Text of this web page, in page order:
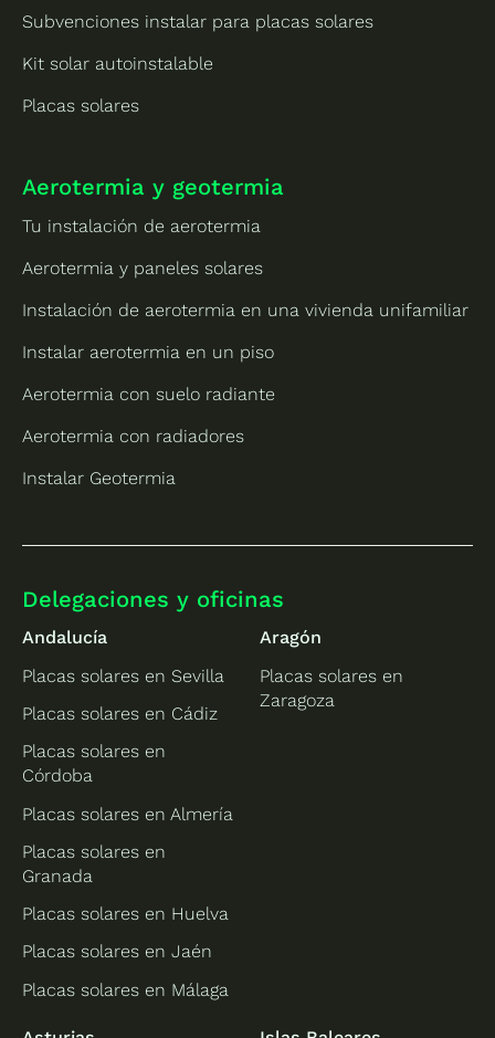
Subvenciones instalar para placas solares
Kit solar autoinstalable
Placas solares
Aerotermia y geotermia
Tu instalación de aerotermia
Aerotermia y paneles solares
Instalación de aerotermia en una vivienda unifamiliar
Instalar aerotermia en un piso
Aerotermia con suelo radiante
Aerotermia con radiadores
Instalar Geotermia
Delegaciones y oficinas
Andalucía
Placas solares en Sevilla
Placas solares en Cádiz
Placas solares en
Córdoba
Placas solares en Almería
Placas solares en
Granada
Placas solares en Huelva
Placas solares en Jaén
Placas solares en Málaga
Aragón
Placas solares en
Zaragoza